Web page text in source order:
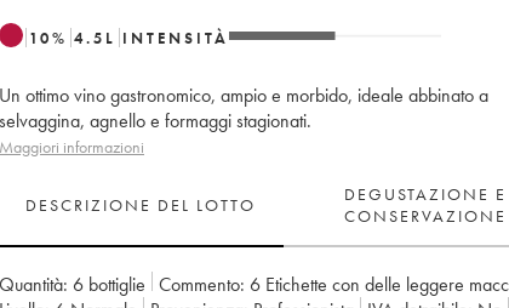
10% 4.5 L INTENSITÀ
Un ottimo vino gastronomico, ampio e morbido, ideale abbinato a
selvaggina, agnello e formaggi stagionati.
Maggiori informazioni
DESCRIZIONE DEL LOTTO
DEGUSTAZIONE E
CONSERVAZIONE
Quantità: 6 bottiglie Commento: 6 Etichette con delle leggere